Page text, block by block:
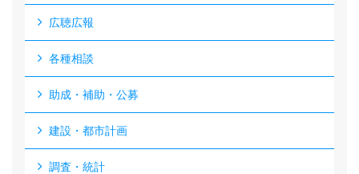
広聴広報
各種相談
助成・補助・公募
建設・都市計画
調査・統計